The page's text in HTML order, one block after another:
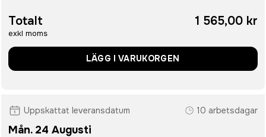
Totalt
exkl moms
1 565,00 kr
LÄGG I VARUKORGEN
Uppskattat leveransdatum 10 arbetsdagar
Mån. 24 Augusti